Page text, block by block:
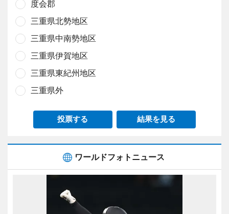
度会郡
三重県北勢地区
三重県中南勢地区
三重県伊賀地区
三重県東紀州地区
三重県外
投票する 結果を見る
ワールドフォトニュース